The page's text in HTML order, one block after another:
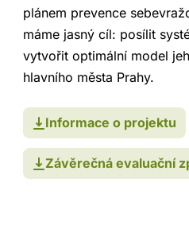
plánem prevence
máme jasný cíl: posílit
vytvořit optimální model
hlavního města Prahy.
Informace o projektu
Závěrečná evaluační